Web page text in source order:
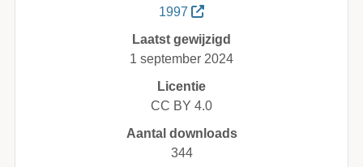
1997
Laatst gewijzigd
1 september 2024
Licentie
CC BY 4.0
Aantal downloads
344